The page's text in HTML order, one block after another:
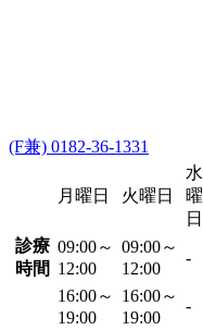
(F兼) 0182-36-1331
月曜日 火曜日
水
曜
日
診療
時間
09:00～
12:00
09:00～
12:00
-
16:00～
19:00
16:00～
19:00
-